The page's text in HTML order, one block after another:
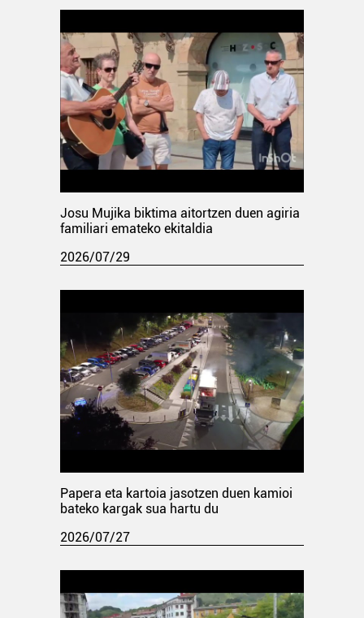
Josu Mujika biktima aitortzen duen agiria
familiari emateko ekitaldia
2026/07/29
Papera eta kartoia jasotzen duen kamioi
bateko kargak sua hartu du
2026/07/27